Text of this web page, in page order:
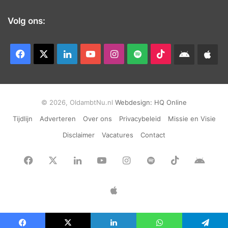
Volg ons:
Facebook LinkedInYouTubeInstagram
Spotify TikTokAndroid
© 2026, OldambtNu.nl Webdesign: HQ Online
Tijdlijn
Adverteren Over ons Privacybeleid
Missie en Visie
Disclaimer
Vacatures Contact
Facebook LinkedInYouTubeInstagram
Spotify TikTok
App